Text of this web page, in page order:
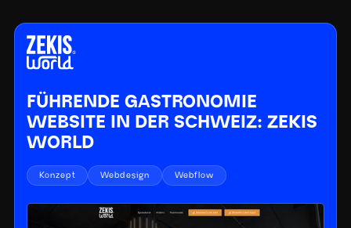
FÜHRENDE GASTRONOMIE
WEBSITE IN DER SCHWEIZ: ZEKIS
WORLD
Konzept Webdesign Webflow